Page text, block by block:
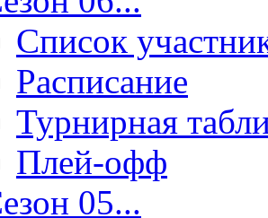
Список
Расписание
Турнирная
Плей-офф
05...